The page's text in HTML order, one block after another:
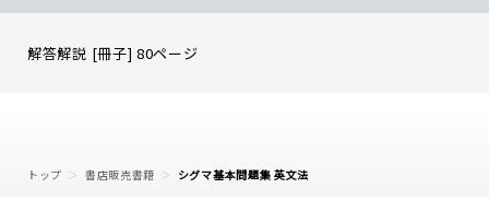
解答解説 [冊子] 80ページ
トップ 書店販売書籍 シグマ基本問題集 英文法